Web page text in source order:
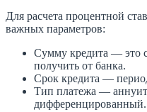
Для расчета процентной
важных параметров:
Сумму кредита — это
получить от банка.
Срок кредита —
Тип платежа —
дифференцированный.